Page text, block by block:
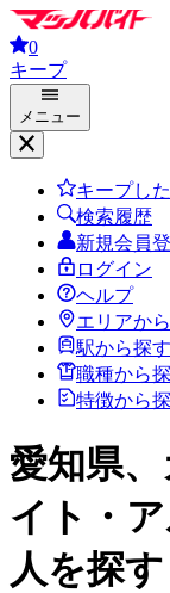
0
キープ
メニュー
キープし
検索履歴
新規会員
ログイン
ヘルプ
エリアか
駅から探す
職種から
特徴から
愛知県
イト・
人を探す